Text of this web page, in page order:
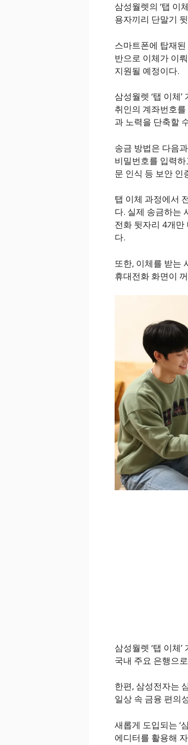
삼성월렛의 ‘탭 이
용자끼리 단말기
스마트폰에 탑재
반으로 이체가 이
지원될 예정이다.
삼성월렛 ‘탭 이체
취인의 계좌번호
과 노력을 단축할
송금 방법은 다음
비밀번호를 입력
문 인식 등 보안 인
탭 이체 과정에서
다. 실제 송금하는
전화 뒷자리 4개만
다.
또한, 이체를 받는
휴대전화 화면이
삼성월렛 ‘탭 이체
국내 주요 은행으
한편, 삼성전자는
일상 속 금융 편의
새롭게 도입되는 ‘
에디터를 활용해